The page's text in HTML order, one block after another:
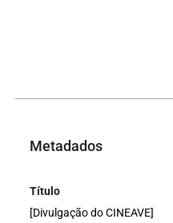
Metadados
Título
[Divulgação do CINEAVE]